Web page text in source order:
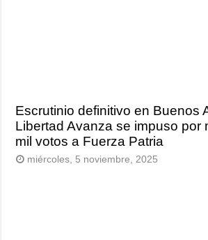
Escrutinio definitivo en Buenos
Libertad Avanza se impuso por
mil votos a Fuerza Patria
miércoles, 5 noviembre, 2025